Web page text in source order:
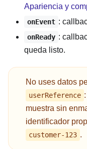
Apariencia y
onEvent :
onReady :
queda listo.
No uses datos
userReference
muestra sin
identificador
customer-123 .